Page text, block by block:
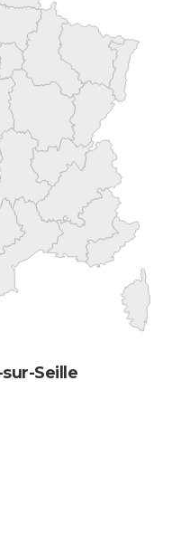
Seille